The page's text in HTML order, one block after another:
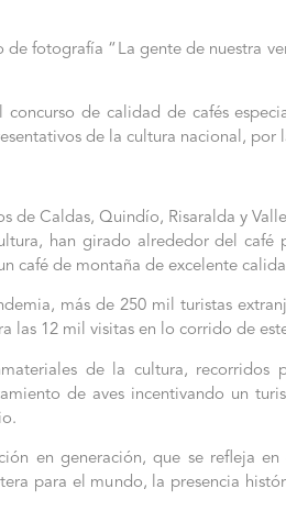
fotografía “La gente de nuestra
de calidad de cafés
de la cultura nacional,
de Caldas, Quindío, Risaralda y
han girado alrededor del café
café de montaña de excelente
más de 250 mil turistas
las 12 mil visitas en lo corrido de
de la cultura, recorridos
de aves incentivando un
en generación, que se refleja en
para el mundo, la presencia